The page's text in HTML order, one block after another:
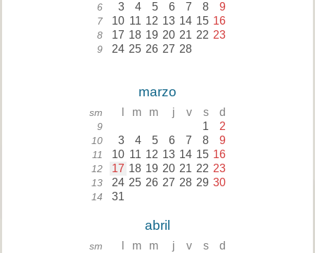
6 3 4 5 6 7 8 9
7 10 11 12 13 14 15 16
8 17 18 19 20 21 22 23
9 24 25 26 27 28
marzo
sm m m j v s d
9 1 2
10 3 4 5 6 7 8 9
11 10 11 12 13 14 15 16
12 17 18 19 20 21 22 23
13 24 25 26 27 28 29 30
14 31
abril
sm m m j v s d